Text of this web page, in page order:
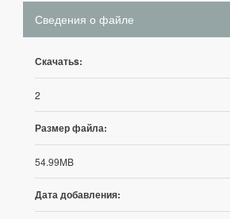
Сведения о файле
Скачатьs:
2
Размер файла:
54.99MB
Дата добавления: